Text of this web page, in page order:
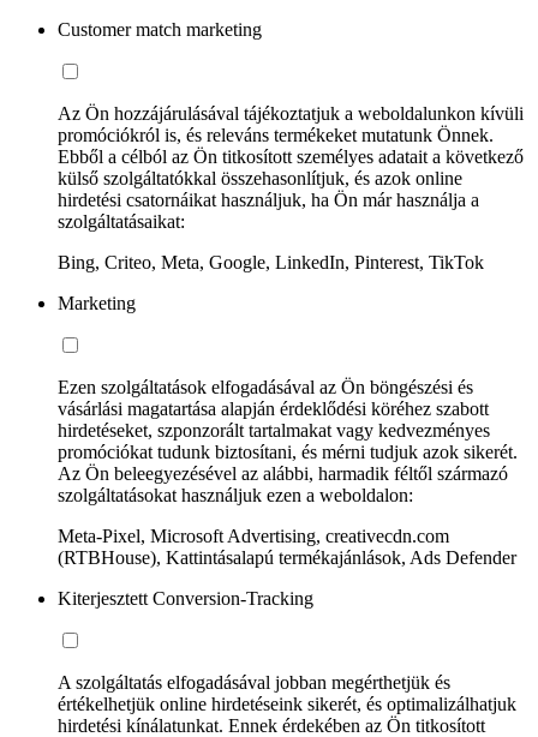
Customer match marketing
Az Ön hozzájárulásával tájékoztatjuk a weboldalunkon kívüli
promóciókról is, és releváns termékeket mutatunk Önnek.
Ebből a célból az Ön titkosított személyes adatait a következő
külső szolgáltatókkal összehasonlítjuk, és azok online
hirdetési csatornáikat használjuk, ha Ön már használja a
szolgáltatásaikat:
Bing, Criteo, Meta, Google, LinkedIn, Pinterest, TikTok
Marketing
Ezen szolgáltatások elfogadásával az Ön böngészési és
vásárlási magatartása alapján érdeklődési köréhez szabott
hirdetéseket, szponzorált tartalmakat vagy kedvezményes
promóciókat tudunk biztosítani, és mérni tudjuk azok sikerét.
Az Ön beleegyezésével az alábbi, harmadik féltől származó
szolgáltatásokat használjuk ezen a weboldalon:
Meta-Pixel, Microsoft Advertising, creativecdn.com
(RTBHouse), Kattintásalapú termékajánlások, Ads Defender
Kiterjesztett Conversion-Tracking
A szolgáltatás elfogadásával jobban megérthetjük és
értékelhetjük online hirdetéseink sikerét, és optimalizálhatjuk
hirdetési kínálatunkat. Ennek érdekében az Ön titkosított